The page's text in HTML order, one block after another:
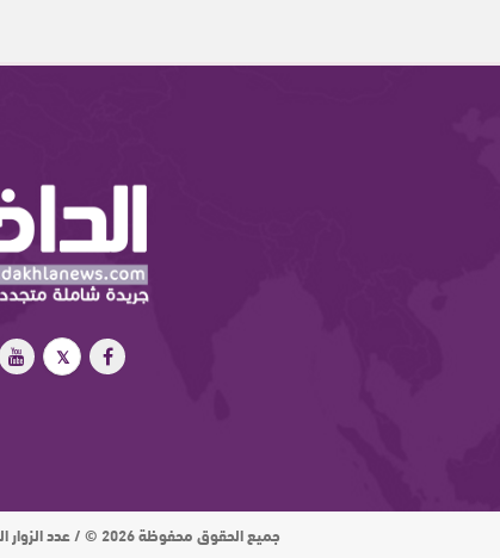
جميع الحقوق محفوظة 2026 © / عدد الزوار اليومي : 15 ألف